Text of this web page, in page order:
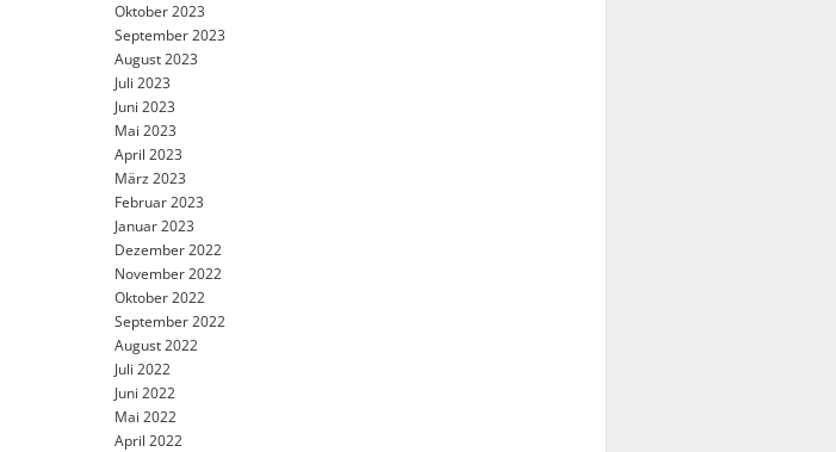
Oktober 2023
September 2023
August 2023
Juli 2023
Juni 2023
Mai 2023
April 2023
März 2023
Februar 2023
Januar 2023
Dezember 2022
November 2022
Oktober 2022
September 2022
August 2022
Juli 2022
Juni 2022
Mai 2022
April 2022